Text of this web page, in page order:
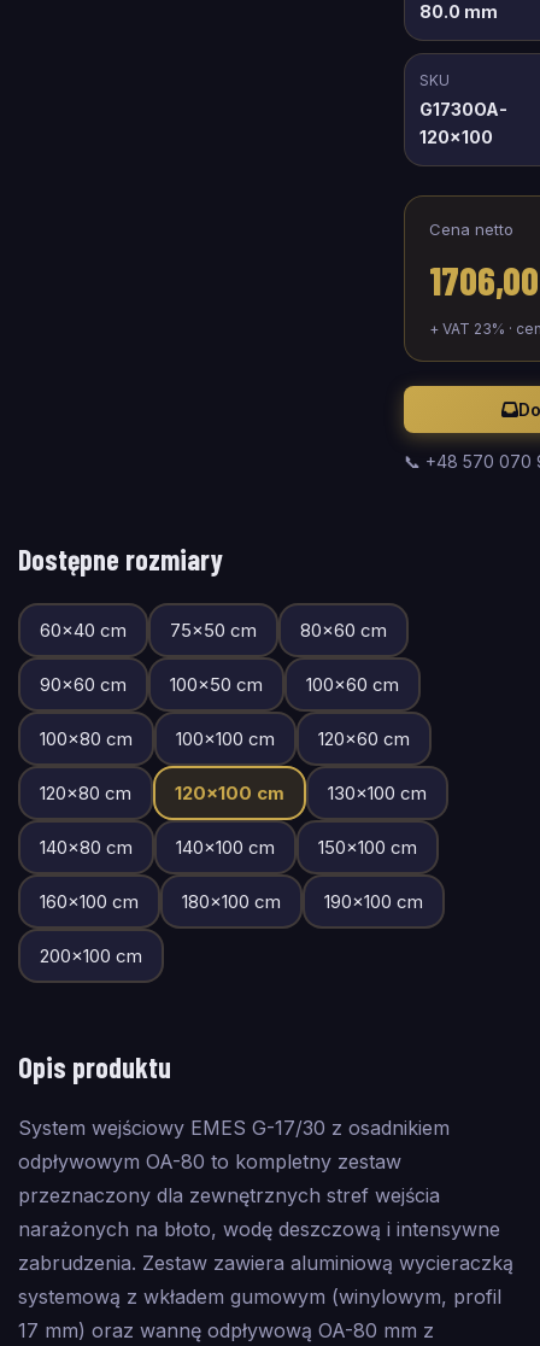
80.0 mm
SKU
G1730OA-
120x100
Cena netto
+ VAT 23% ·
📞 +48 570 070
Dostępne rozmiary
60×40 cm 75×50 cm 80×60 cm
90×60 cm 100×50 cm 100×60 cm
100×80 cm 100×100 cm 120×60 cm
120×80 cm 120×100 cm 130×100 cm
140×80 cm 140×100 cm 150×100 cm
160×100 cm 180×100 cm 190×100 cm
200×100 cm
Opis produktu
System wejściowy EMES G-17/30 z osadnikiem
odpływowym OA-80 to kompletny zestaw
przeznaczony dla zewnętrznych stref wejścia
narażonych na błoto, wodę deszczową i intensywne
zabrudzenia. Zestaw zawiera aluminiową wycieraczką
systemową z wkładem gumowym (winylowym, profil
17 mm) oraz wannę odpływową OA-80 mm z